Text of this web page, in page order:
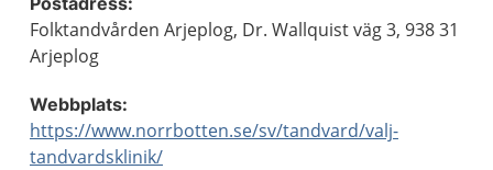
Folktandvården Arjeplog, Dr. Wallquist väg 3, 938 31
Arjeplog
Webbplats:
https://www.norrbotten.se/sv/tandvard/valj-
tandvardsklinik/